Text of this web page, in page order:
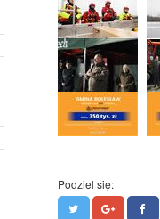
Podziel się: